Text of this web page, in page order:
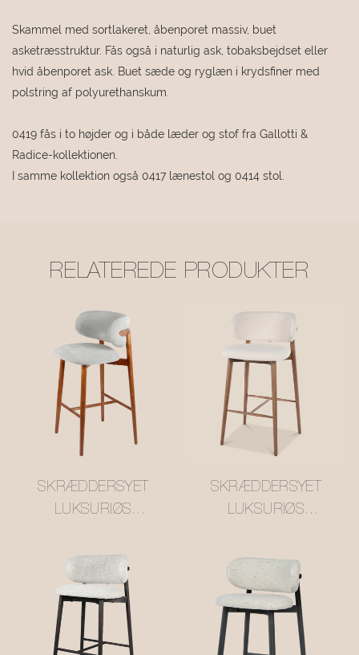
Skammel med sortlakeret, åbenporet massiv, buet
asketræsstruktur. Fås også i naturlig ask, tobaksbejdset eller
hvid åbenporet ask. Buet sæde og ryglæn i krydsfiner med
polstring af polyurethanskum.
0419 fås i to højder og i både læder og stof fra Gallotti &
Radice-kollektionen.
I samme kollektion også 0417 lænestol og 0414 stol.
RELATEREDE PRODUKTER
SKRÆDDERSYET
LUKSURIØS
STOOL #M1053-3
ODM/OEM
PRODUCENT MISIRUI
SKRÆDDERSYET
LUKSURIØS
STOOL #M1053-1
ODM/OEM
PRODUCENT MISIRUI